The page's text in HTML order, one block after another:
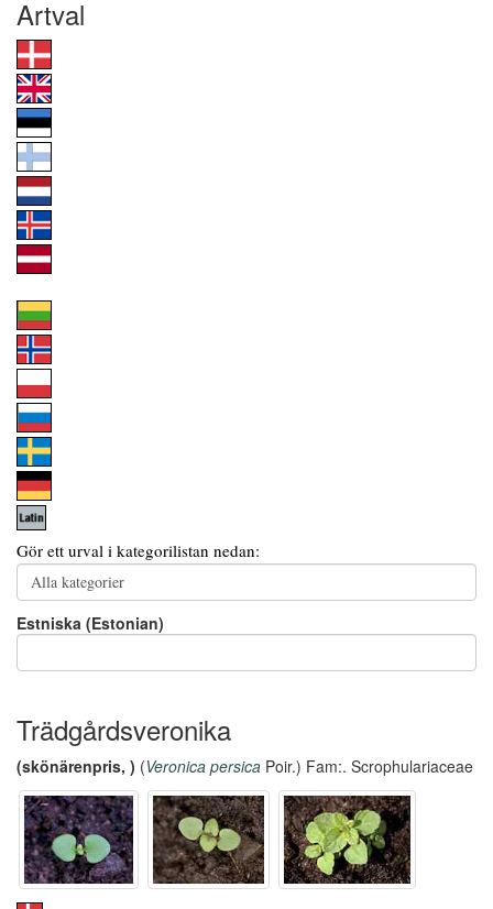
Artval
Gör ett urval i kategorilistan nedan:
Estniska (Estonian)
Trädgårdsveronika
(skönärenpris, ) (Veronica persica Poir.) Fam:. Scrophulariaceae